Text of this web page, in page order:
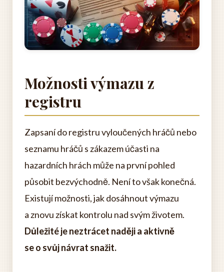
Možnosti výmazu z
registru
Zapsaní do registru vyloučených hráčů nebo
seznamu hráčů s zákazem účasti na
hazardních hrách může na první pohled
působit bezvýchodně. Není to však konečná.
Existují možnosti, jak dosáhnout výmazu
a znovu získat kontrolu nad svým životem.
Důležité je neztrácet naději a aktivně
se o svůj návrat snažit.